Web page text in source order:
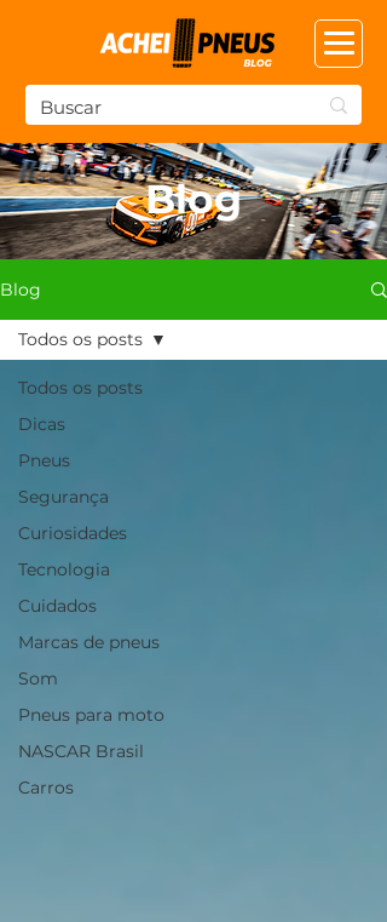
Blog
Blog
Todos os posts
Dicas
Pneus
Segurança
Curiosidades
Tecnologia
Cuidados
Marcas de pneus
Som
Pneus para moto
NASCAR Brasil
Carros
Todos os posts